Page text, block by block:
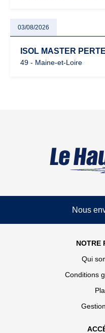
03/08/2026
ISOL MASTER
49 - Maine-et-Loire
Nous
NOTRE
Qui
Conditions